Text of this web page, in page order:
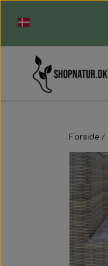
Forside